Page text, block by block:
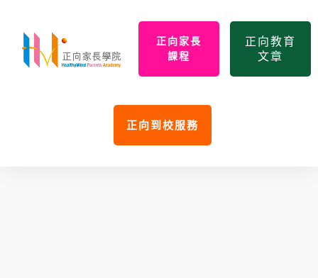
正向家長
課程
正向教育
文章
正向到校服務